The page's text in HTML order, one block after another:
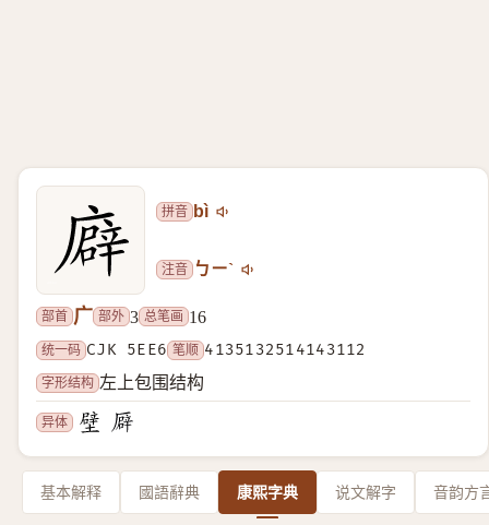
拼音 bì
注音 ㄅㄧˋ
部首 广 部外 3 总笔画 16
统一码 CJK 5EE6 笔顺 4135132514143112
字形结构 左上包围结构
异体
基本解释 國語辭典 康熙字典 说文解字 音韵方